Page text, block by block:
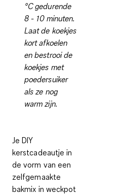
°C gedurende
8 - 10 minuten.
Laat de koekjes
kort afkoelen
en bestrooi de
koekjes met
poedersuiker
als ze nog
warm zijn.
Je DIY
kerstcadeautje in
de vorm van een
zelfgemaakte
bakmix in weckpot